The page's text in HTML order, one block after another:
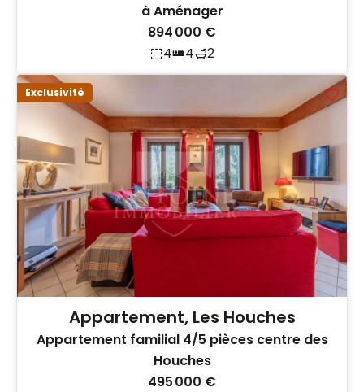
à Aménager
894 000 €
4
4 2
Exclusivité
Appartement, Les Houches
Appartement familial 4/5 pièces centre des
Houches
495 000 €